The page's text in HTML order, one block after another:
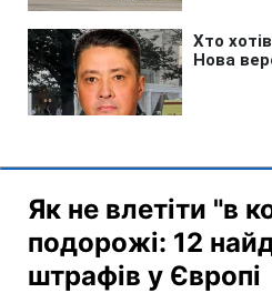
Як не влетіти "в
подорожі: 12
штрафів у Європі